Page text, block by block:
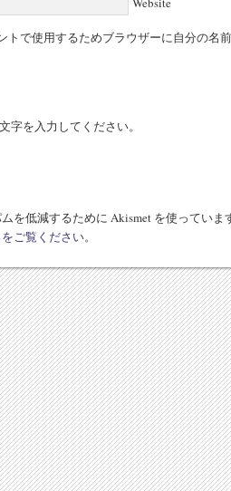
トで使用するためブラウザーに自分の名
字を入力してください。
を低減するために Akismet を使っていま
ご覧ください。